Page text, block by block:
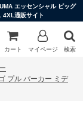
エッセンシャル ビッグ
4XL通販サイト
カート マイページ 検索
プル パーカー ミデ